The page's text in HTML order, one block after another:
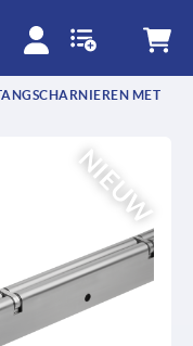
MET
NIEUW